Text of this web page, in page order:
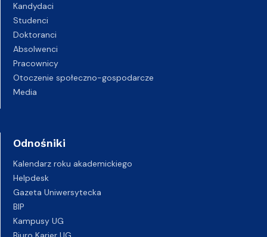
Kandydaci
Studenci
Doktoranci
Absolwenci
Pracownicy
Otoczenie społeczno-gospodarcze
Media
Odnośniki
Kalendarz roku akademickiego
Helpdesk
Gazeta Uniwersytecka
BIP
Kampusy UG